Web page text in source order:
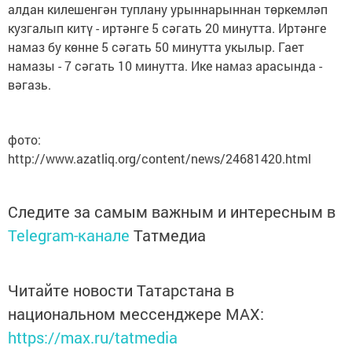
алдан килешенгән туплану урыннарыннан төркемләп
кузгалып китү - иртәнге 5 сәгать 20 минутта. Иртәнге
намаз бу көнне 5 сәгать 50 минутта укылыр. Гает
намазы - 7 сәгать 10 минутта. Ике намаз арасында -
вәгазь.
фото:
http://www.azatliq.org/content/news/24681420.html
Следите за самым важным и интересным в
Telegram-канале Татмедиа
Читайте новости Татарстана в
национальном мессенджере MАХ:
https://max.ru/tatmedia